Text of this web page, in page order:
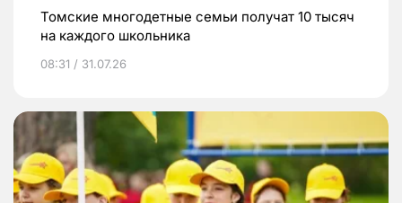
Томские многодетные семьи получат 10 тысяч
на каждого школьника
08:31 / 31.07.26